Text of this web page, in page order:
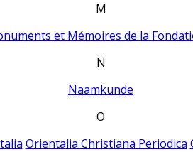
M
et Mémoires de la
N
Naamkunde
O
Orientalia Christiana Periodica